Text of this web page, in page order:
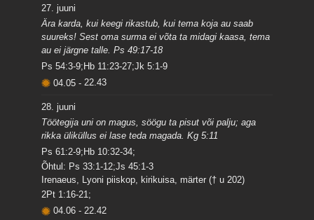
27. juuni
Ära karda, kui keegi rikastub, kui tema koja au saab
suureks! Sest oma surma ei võta ta midagi kaasa, tema
au ei järgne talle. Ps 49:17-18
Ps 54:3-9;Hb 11:23-27;Jk 5:1-9
04.05-22.43
28. juuni
Töötegija uni on magus, söögu ta pisut või palju; aga
rikka üliküllus ei lase teda magada. Kg 5:11
Ps 61:2-9;Hb 10:32-34;
Õhtul: Ps 33:1-12;Js 45:1-3
Irenaeus, Lyoni piiskop, kirikuisa, märter († u 202)
2Pt 1:16-21;
04.06-22.42